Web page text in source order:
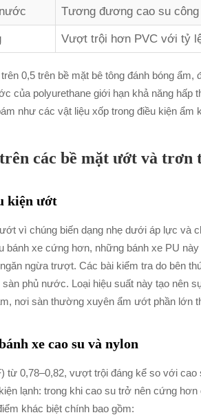
Tương đương cao su công
Vượt trội hơn PVC với tỷ
0,5 trên bề mặt bê tông đánh bóng ẩm,
của polyurethane giới hạn khả năng hấp
như các vật liệu xốp trong điều kiện ẩm
các bề mặt ướt và
kiện ướt
vì chúng biến dạng nhẹ dưới áp lực và
bánh xe cứng hơn, những bánh xe PU
ngừa trượt. Các bài kiểm tra do bên
phủ nước. Loại hiệu suất này tạo nên
nơi sàn thường xuyên ẩm ướt phần lớn
xe cao su và nylon
từ 0,78–0,82, vượt trội đáng kể so với cao
lạnh: trong khi cao su trở nên cứng hơn
khác biệt chính bao gồm: